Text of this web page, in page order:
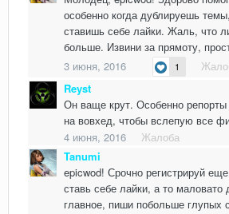
особенно когда дублируешь
ставишь себе лайки. Жаль, что
больше. Извини за прямоту,
3 июня, 2016
1
Reyst
Он ваще крут. Особенно
на вовхед, чтобы вслепую все
4 июня, 2016
Жалоба
Tanumi
epicwod! Срочно регистрируй
ставь себе лайки, а то маловато
главное, пиши побольше